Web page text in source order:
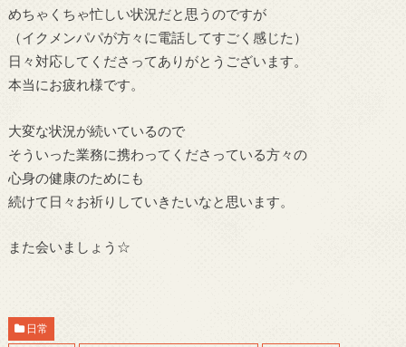
めちゃくちゃ忙しい状況だと思うのですが
（イクメンパパが方々に電話してすごく感じた）
日々対応してくださってありがとうございます。
本当にお疲れ様です。
大変な状況が続いているので
そういった業務に携わってくださっている方々の
心身の健康のためにも
続けて日々お祈りしていきたいなと思います。
また会いましょう☆
日常